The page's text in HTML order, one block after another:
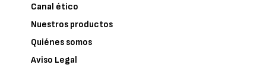
Canal ético
Nuestros productos
Quiénes somos
Aviso Legal